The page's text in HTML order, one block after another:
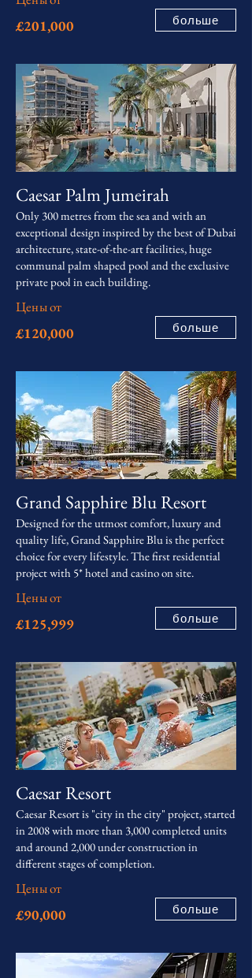
£201,000 больше
Caesar Palm Jumeirah
Only 300 metres from the sea and with an
exceptional design inspired by the best of Dubai
architecture, state-of-the-art facilities, huge
communal palm shaped pool and the exclusive
private pool in each building.
Цены от
£120,000 больше
Grand Sapphire Blu Resort
Designed for the utmost comfort, luxury and
quality life, Grand Sapphire Blu is the perfect
choice for every lifestyle. The first residential
project with 5* hotel and casino on site.
Цены от
£125,999 больше
Caesar Resort
Caesar Resort is "city in the city" project, started
in 2008 with more than 3,000 completed units
and around 2,000 under construction in
different stages of completion.
Цены от
£90,000 больше